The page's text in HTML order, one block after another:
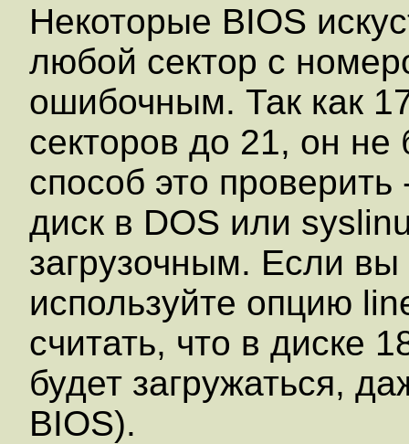
Некоторые BIOS
любой сектор с
ошибочным. Так как
секторов до 21, он
способ это
диск в DOS или
загрузочным. Если вы
используйте опцию
считать, что в диске
будет загружаться,
BIOS).